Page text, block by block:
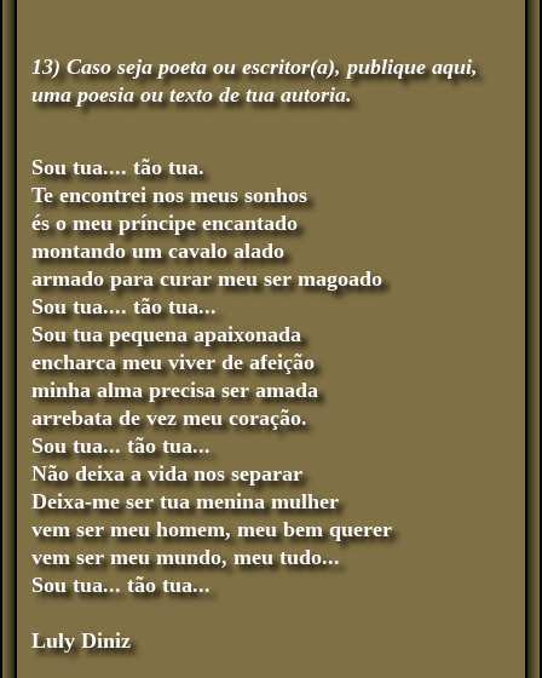
13) Caso seja poeta ou escritor(a), publique aqui,
uma poesia ou texto de tua autoria.
Sou tua.... tão tua.
Te encontrei nos meus sonhos
és o meu príncipe encantado
montando um cavalo alado
armado para curar meu ser magoado
Sou tua.... tão tua...
Sou tua pequena apaixonada
encharca meu viver de afeição
minha alma precisa ser amada
arrebata de vez meu coração.
Sou tua... tão tua...
Não deixa a vida nos separar
Deixa-me ser tua menina mulher
vem ser meu homem, meu bem querer
vem ser meu mundo, meu tudo...
Sou tua... tão tua...
Luly Diniz